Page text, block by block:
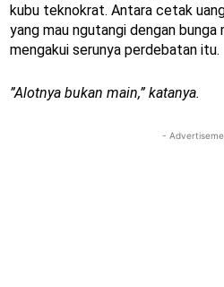
kubu teknokrat. Antara cetak
yang mau ngutangi dengan bunga
mengakui serunya perdebatan itu.
”Alotnya bukan main,” katanya.
-